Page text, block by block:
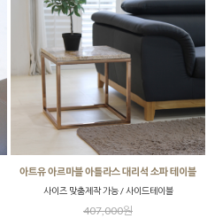
아트유 아르마블 아틀라스 대리석 소파 테이블
사이즈 맞춤제작 가능 / 사이드테이블
407,000원